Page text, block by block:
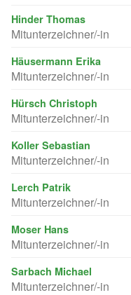
Hinder Thomas
Mitunterzeichner/-in
Häusermann Erika
Mitunterzeichner/-in
Hürsch Christoph
Mitunterzeichner/-in
Koller Sebastian
Mitunterzeichner/-in
Lerch Patrik
Mitunterzeichner/-in
Moser Hans
Mitunterzeichner/-in
Sarbach Michael
Mitunterzeichner/-in